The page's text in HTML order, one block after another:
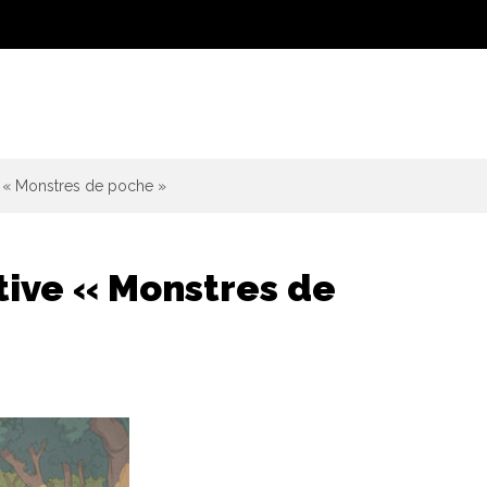
Monstres de poche »
« Monstres de